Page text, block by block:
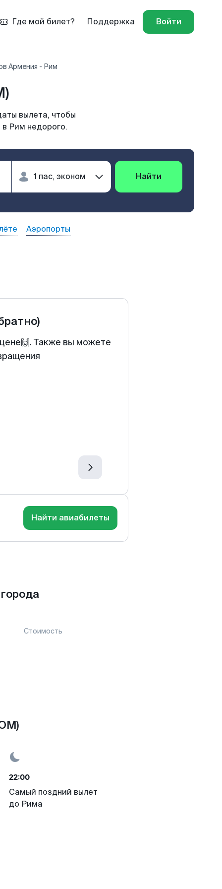
Где мой билет? Поддержка Войти
Армения - Рим
вылета, чтобы
в Рим недорого.
Найти
Аэропорты
Также вы можете
Найти авиабилеты
Стоимость
22:00
Самый поздний вылет
до Рима